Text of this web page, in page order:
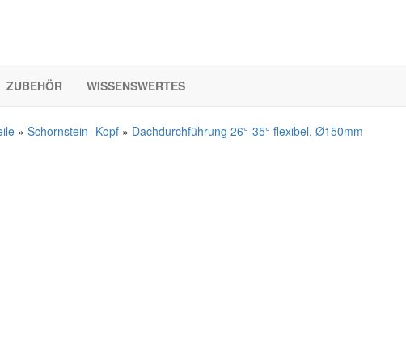
ZUBEHÖR WISSENSWERTES
» Schornstein- Kopf » Dachdurchführung 26°-35° flexibel, Ø150mm